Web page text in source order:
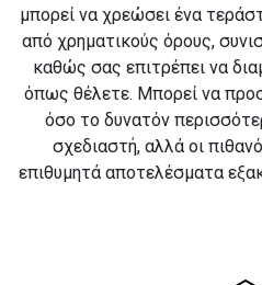
μπορεί να χρεώσει ένα
από χρηματικούς όρους,
καθώς σας επιτρέπει να
όπως θέλετε. Μπορεί να
όσο το δυνατόν
σχεδιαστή, αλλά οι
επιθυμητά αποτελέσματα